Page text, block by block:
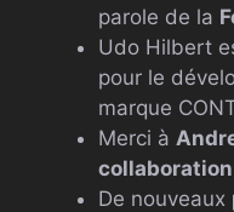
parole de la
Udo Hilbert
pour le
marque
Merci à
collaboration
De nouveaux